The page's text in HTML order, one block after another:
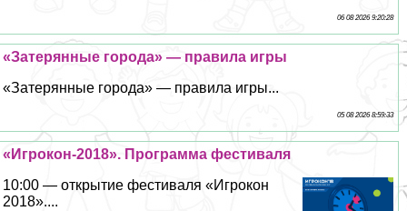
06 08 2026 9:20:28
«Затерянные города» — правила игры
«Затерянные города» — правила игры...
05 08 2026 8:59:33
«Игрокон-2018». Программа фестиваля
10:00 — открытие фестиваля «Игрокон
2018»....